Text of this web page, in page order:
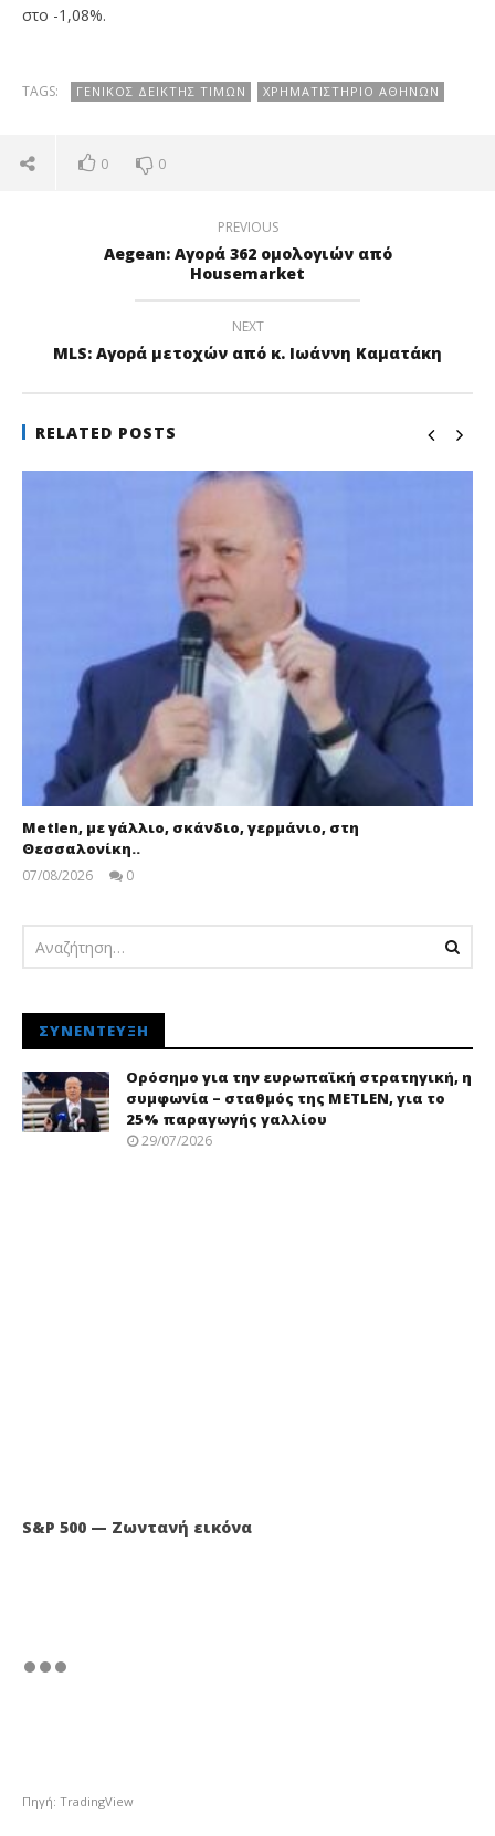
στο -1,08%.
TAGS: ΓΕΝΙΚΌΣ ΔΕΊΚΤΗΣ ΤΙΜΏΝ ΧΡΗΜΑΤΙΣΤΉΡΙΟ ΑΘΗΝΏΝ
0 0
PREVIOUS
Aegean: Aγορά 362 ομολογιών από
Housemarket
NEXT
MLS: Αγορά μετοχών από κ. Ιωάννη Καματάκη
RELATED POSTS
Metlen, με γάλλιο, σκάνδιο, γερμάνιο, στη
Θεσσαλονίκη..
07/08/2026
0
ΣΥΝΈΝΤΕΥΞΗ
Ορόσημο για την ευρωπαϊκή στρατηγική, η
συμφωνία – σταθμός της METLEN, για το
25% παραγωγής γαλλίου
29/07/2026
S&P 500 — Ζωντανή εικόνα
Πηγή: TradingView